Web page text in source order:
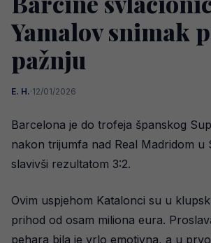
Yamalov snimak
pažnju
E. H.·12/01/2026
Barcelona je do trofeja španskog
nakon trijumfa nad Real Madridom u
slavivši rezultatom 3:2.
Ovim uspjehom Katalonci su u
prihod od osam miliona eura.
pehara bila je vrlo emotivna, a u